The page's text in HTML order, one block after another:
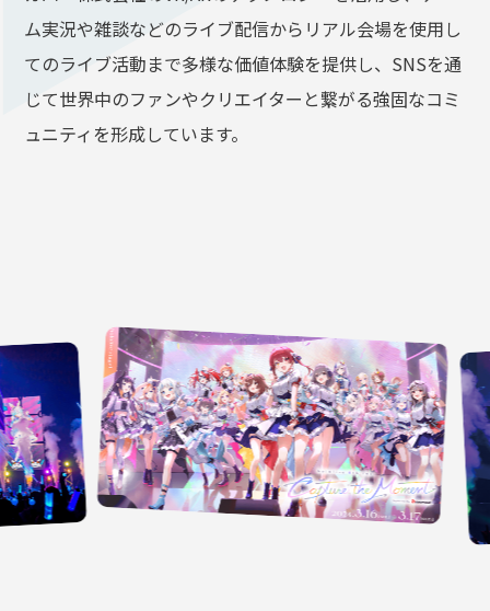
ム実況や雑談などのライブ配信からリアル会場を使用し
てのライブ活動まで多様な価値体験を提供し、SNSを通
じて世界中のファンやクリエイターと繋がる強固なコミ
ュニティを形成しています。